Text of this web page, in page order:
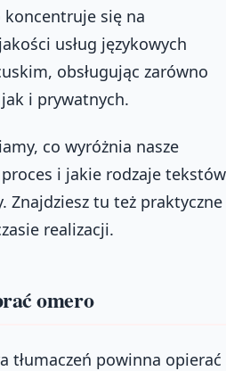
koncentruje się na
usług językowych
obsługując zarówno
i prywatnych.
co wyróżnia nasze
i jakie rodzaje tekstów
Znajdziesz tu też praktyczne
realizacji.
omero
tłumaczeń powinna opierać